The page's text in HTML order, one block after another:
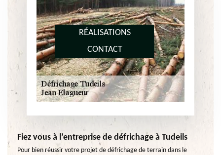
RÉALISATIONS
CONTACT
Fiez vous à l’entreprise de défrichage à Tudeils
Pour bien réussir votre projet de défrichage de terrain dans le